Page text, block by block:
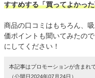
すすめする「買ってよかっ
商品の口コミはもちろん、
価ポイントも聞いてみたの
にしてください！
本記事はプロモーションが含まれ
（公開日2024年07月24日）